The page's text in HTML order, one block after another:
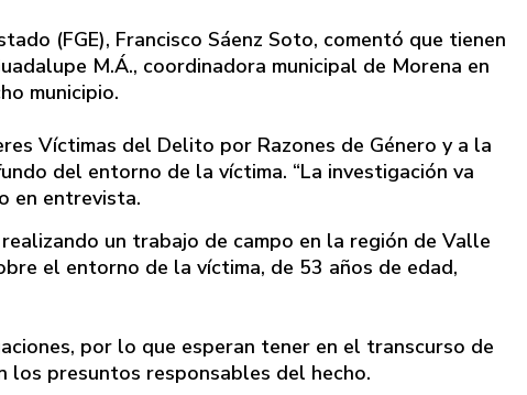
(FGE), Francisco Sáenz Soto, comentó que tienen
M.Á., coordinadora municipal de Morena en
municipio.
Víctimas del Delito por Razones de Género y a la
del entorno de la víctima. “La investigación va
en entrevista.
un trabajo de campo en la región de Valle
el entorno de la víctima, de 53 años de edad,
por lo que esperan tener en el transcurso de
los presuntos responsables del hecho.